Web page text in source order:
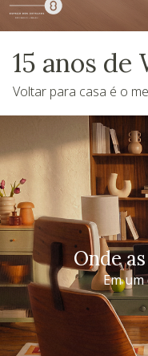
15 anos de
Voltar para casa é o
Onde
Em